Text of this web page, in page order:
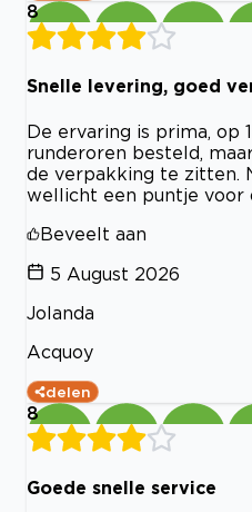
8
Snelle levering, goed
De ervaring is prima, op
runderoren besteld,
de verpakking te zitten.
wellicht een puntje voor
Beveelt aan
5 August 2026
Jolanda
Acquoy
delen
8
Goede snelle service